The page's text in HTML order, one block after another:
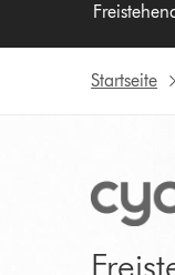
Startseite